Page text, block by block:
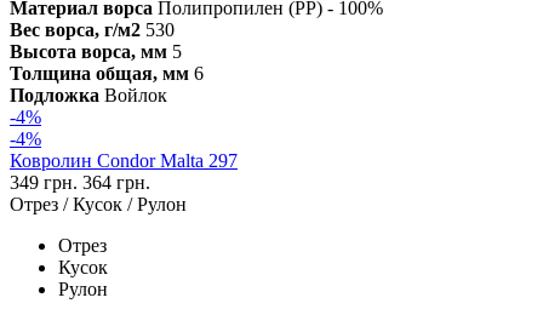
Материал ворса Полипропилен (PP) - 100%
Вес ворса, г/м2 530
Высота ворса, мм 5
Толщина общая, мм 6
Подложка Войлок
-4%
-4%
Ковролин Condor Malta 297
349 грн. 364 грн.
Отрез / Кусок / Рулон
Отрез
Кусок
Рулон